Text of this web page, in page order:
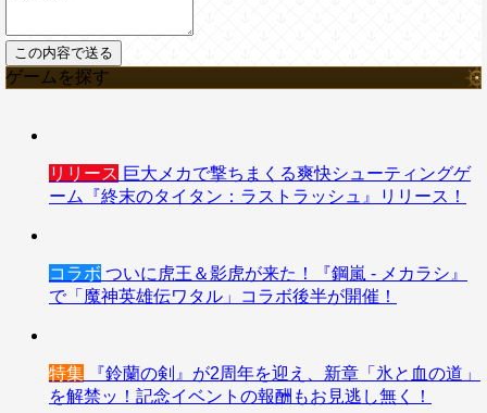
ゲームを探す
リリース 巨大メカで撃ちまくる爽快シューティングゲ
ーム『終末のタイタン：ラストラッシュ』リリース！
コラボ ついに虎王＆影虎が来た！『鋼嵐 - メカラシ』
で「魔神英雄伝ワタル」コラボ後半が開催！
特集 『鈴蘭の剣』が2周年を迎え、新章「氷と血の道」
を解禁ッ！記念イベントの報酬もお見逃し無く！